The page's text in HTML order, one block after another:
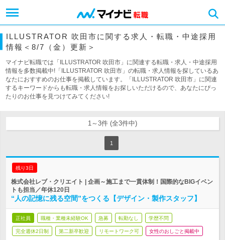
ILLUSTRATOR 吹田市に関する求人・転職・中途採用
情報＜8/7（金）更新＞
マイナビ転職では「ILLUSTRATOR 吹田市」に関連する転職・求人・中途採用
情報を多数掲載中!「ILLUSTRATOR 吹田市」の転職・求人情報を探しているあ
なたにおすすめのお仕事を掲載しています。「ILLUSTRATOR 吹田市」に関連
するキーワードからも転職・求人情報をお探しいただけるので、あなたにぴっ
たりのお仕事を見つけてみてください!
1～3件 (全3件中)
1
残り3日
株式会社レブ・クリエイト | 企画～施工まで一貫体制！国際的なBIGイベン
トも担当／年休120日
“人の記憶に残る空間”をつくる【デザイン・製作スタッフ】
正社員 職種・業種未経験OK 急募 転勤なし 学歴不問
完全週休2日制 第二新卒歓迎 リモートワーク可 女性のおしごと掲載中